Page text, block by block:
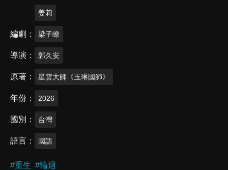
姜莉
編劇 梁子瞭
導演 郭久安
原著 星雲大師《玉琳國師》
年份 2026
國別 台灣
語言 國語
#重生 #輪迴